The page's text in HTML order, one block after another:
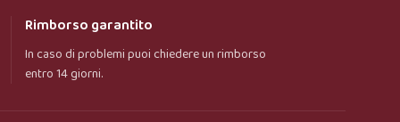
Rimborso garantito
In caso di problemi puoi chiedere un rimborso
entro 14 giorni.